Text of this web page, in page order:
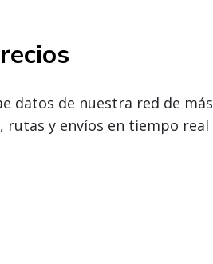
datos de nuestra red de más
rutas y envíos en tiempo real